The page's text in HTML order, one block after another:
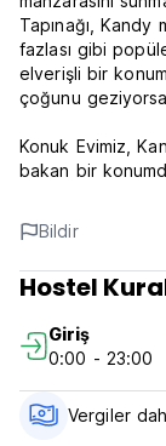
Tapınağı,
fazlası gibi
elverişli bir
çoğunu
Konuk Evimiz,
bakan bir
mesafesindedir.
şehrini ve gölü
Drop In'in Tarihi
gerçekten sade
Kişiselleştirilmiş
hizmet
Bildir
Hostel
Giriş
0:00 - 23:00
Vergiler